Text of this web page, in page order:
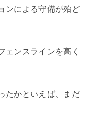
ンによる守備が殆ど
ェンスラインを高く
たかといえば、まだ